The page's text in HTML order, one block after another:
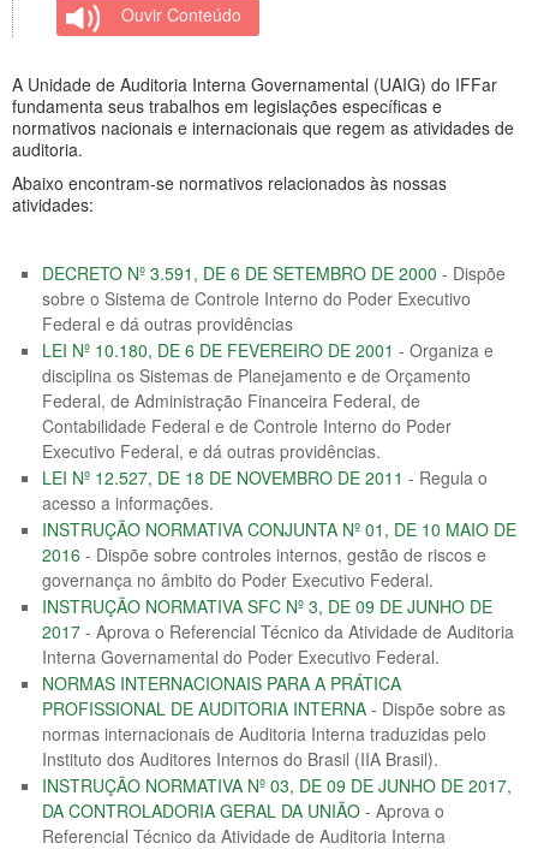
Ouvir Conteúdo
A Unidade de Auditoria Interna Governamental (UAIG) do IFFar
fundamenta seus trabalhos em legislações específicas e
normativos nacionais e internacionais que regem as atividades de
auditoria.
Abaixo encontram-se normativos relacionados às nossas
atividades:
DECRETO Nº 3.591, DE 6 DE SETEMBRO DE 2000 - Dispõe
sobre o Sistema de Controle Interno do Poder Executivo
Federal e dá outras providências
LEI Nº 10.180, DE 6 DE FEVEREIRO DE 2001 - Organiza e
disciplina os Sistemas de Planejamento e de Orçamento
Federal, de Administração Financeira Federal, de
Contabilidade Federal e de Controle Interno do Poder
Executivo Federal, e dá outras providências.
LEI Nº 12.527, DE 18 DE NOVEMBRO DE 2011 - Regula o
acesso a informações.
INSTRUÇÃO NORMATIVA CONJUNTA Nº 01, DE 10 MAIO DE
2016 - Dispõe sobre controles internos, gestão de riscos e
governança no âmbito do Poder Executivo Federal.
INSTRUÇÃO NORMATIVA SFC Nº 3, DE 09 DE JUNHO DE
2017 - Aprova o Referencial Técnico da Atividade de Auditoria
Interna Governamental do Poder Executivo Federal.
NORMAS INTERNACIONAIS PARA A PRÁTICA
PROFISSIONAL DE AUDITORIA INTERNA - Dispõe sobre as
normas internacionais de Auditoria Interna traduzidas pelo
Instituto dos Auditores Internos do Brasil (IIA Brasil).
INSTRUÇÃO NORMATIVA Nº 03, DE 09 DE JUNHO DE 2017,
DA CONTROLADORIA GERAL DA UNIÃO - Aprova o
Referencial Técnico da Atividade de Auditoria Interna